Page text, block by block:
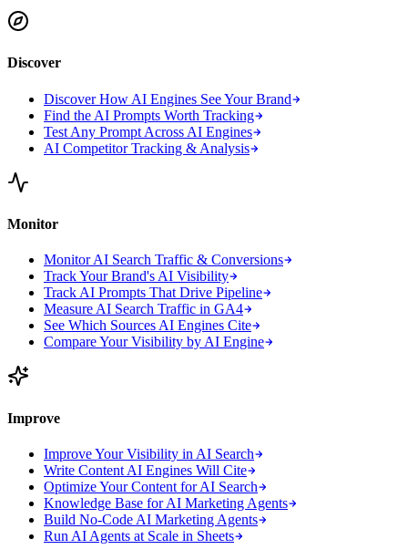
Discover
Discover How AI Engines See Your Brand
Find the AI Prompts Worth Tracking
Test Any Prompt Across AI Engines
AI Competitor Tracking & Analysis
Monitor
Monitor AI Search Traffic & Conversions
Track Your Brand's AI Visibility
Track AI Prompts That Drive Pipeline
Measure AI Search Traffic in GA4
See Which Sources AI Engines Cite
Compare Your Visibility by AI Engine
Improve
Improve Your Visibility in AI Search
Write Content AI Engines Will Cite
Optimize Your Content for AI Search
Knowledge Base for AI Marketing Agents
Build No-Code AI Marketing Agents
Run AI Agents at Scale in Sheets